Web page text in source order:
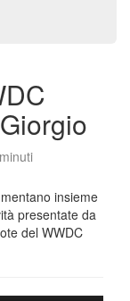
insieme
presentate da
del WWDC